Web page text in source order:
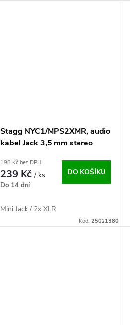
Stagg NYC1/MPS2XMR, audio
kabel Jack 3,5 mm stereo
198 Kč bez DPH
239 Kč/ ks
Do 14 dní
DO KOŠÍKU
Mini Jack / 2x XLR
Kód:25021380